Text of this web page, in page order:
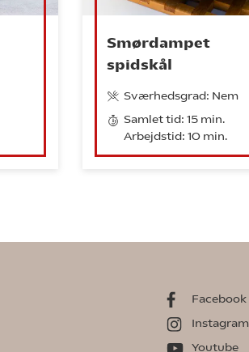
Smørdampet
spidskål
Sværhedsgrad: Nem
Samlet tid: 15 min.
Arbejdstid: 10 min.
Facebook
Instagram
Youtube